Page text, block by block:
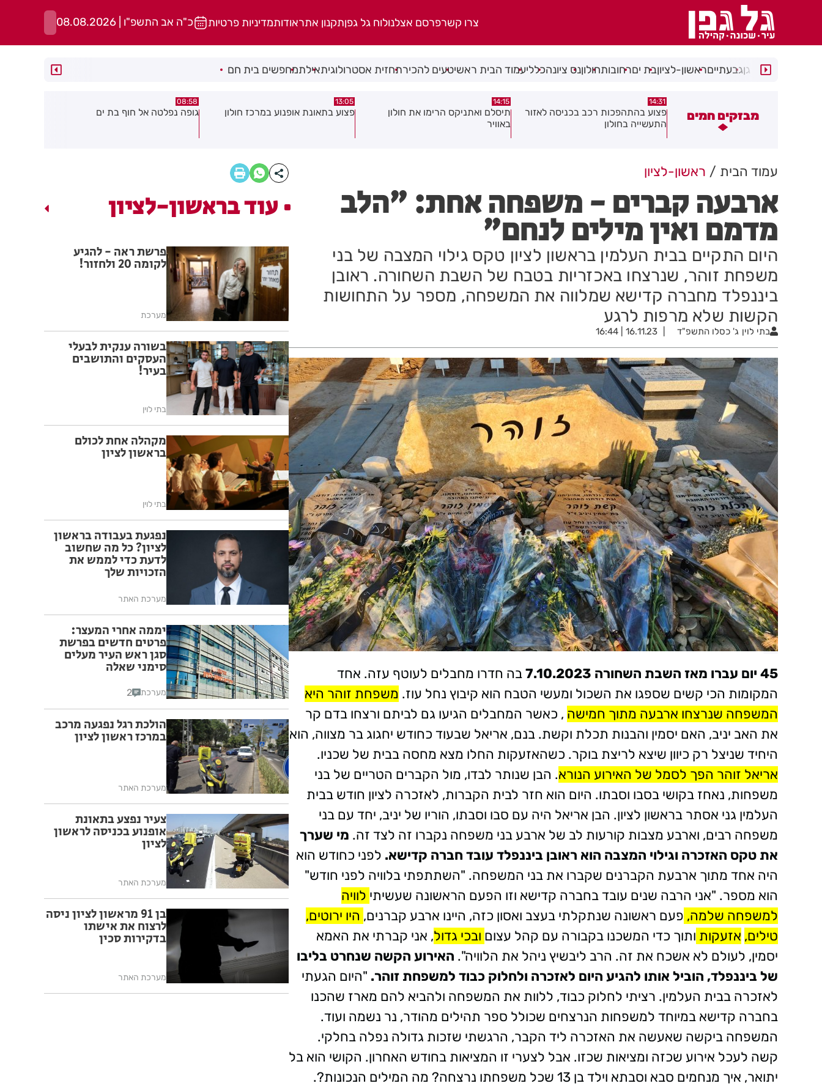
צרו קשרפרסם אצלנולוח גל גפןתקנון אתראודותמדיניות פרטיות כ"ה אב התשפ"ו | 08.08.2026
רמת גןגבעתייםראשון-לציוןבת יםרחובותחולוןנס ציונהכלליעמוד הבית ראשיטעים להכירתחזית אסטרולוגיתאילתמחפשים בית חם
מבזקים חמים
פצוע בהתהפכות רכב בכניסה לאזור
14:15
תיסלם ואתניקס הרימו את חולון
באוויר
13:05
פצוע בתאונת אופנוע במרכז חולון
08:58
גופה נפלטה אל חוף בת ים
08:29
חשד להצתה בשלושה מוקדים ברמת
עמוד הבית ראשון-לציון
ארבעה קברים - משפחה אחת: "הלב
מדמם ואין מילים לנחם"
היום התקיים בבית העלמין בראשון לציון טקס גילוי המצבה של בני
משפחת זוהר, שנרצחו באכזריות בטבח של השבת השחורה. ראובן
ביננפלד מחברה קדישא שמלווה את המשפחה, מספר על התחושות
הקשות שלא מרפות לרגע
בתי לוין ג' כסלו התשפ"ד 16.11.23 | 16:44
45 יום עברו מאז השבת השחורה 7.10.2023
בה חדרו מחבלים לעוטף עזה. אחד
המקומות הכי קשים שספגו את השכול ומעשי הטבח הוא קיבוץ נחל עוז. משפחת זוהר היא
המשפחה שנרצחו ארבעה מתוך חמישה , כאשר המחבלים הגיעו גם לביתם ורצחו בדם קר
את האב יניב, האם יסמין והבנות תכלת וקשת. בנם, אריאל שבעוד כחודש יחגוג בר מצווה, הוא
היחיד שניצל רק כיוון שיצא לריצת בוקר. כשהאזעקות החלו מצא מחסה בבית של שכניו.
אריאל זוהר הפך לסמל של האירוע הנורא. הבן שנותר לבדו, מול הקברים הטריים של בני
משפחות, נאחז בקושי בסבו וסבתו. היום הוא חזר לבית הקברות, לאזכרה לציון חודש בבית
העלמין גני אסתר בראשון לציון. הבן אריאל היה עם סבו וסבתו, הוריו של יניב, יחד עם בני
משפחה רבים, וארבע מצבות קורעות לב של ארבע בני משפחה נקברו זה לצד זה. מי שערך
את טקס האזכרה וגילוי המצבה הוא ראובן ביננפלד עובד חברה קדישא. לפני כחודש הוא
היה אחד מתוך ארבעת הקברנים שקברו את בני המשפחה. "השתתפתי בלוויה לפני חודש"
הוא מספר. "אני הרבה שנים עובד בחברה קדישא וזו הפעם הראשונה שעשיתי לוויה
למשפחה שלמה, פעם ראשונה שנתקלתי בעצב ואסון כזה, היינו ארבע קברנים, היו ירוטים,
טילים, אזעקות ותוך כדי המשכנו בקבורה עם קהל עצום ובכי גדול, אני קברתי את האמא
יסמין, לעולם לא אשכח את זה. הרב ליבשיץ ניהל את הלוויה". האירוע הקשה שנחרט בליבו
של ביננפלד, הוביל אותו להגיע היום לאזכרה ולחלוק כבוד למשפחת זוהר. "היום הגעתי
לאזכרה בבית העלמין. רציתי לחלוק כבוד, ללוות את המשפחה ולהביא להם מארז שהכנו
בחברה קדישא במיוחד למשפחות הנרצחים שכולל ספר תהילים מהודר, נר נשמה ועוד.
המשפחה ביקשה שאעשה את האזכרה ליד הקבר, הרגשתי שזכות גדולה נפלה בחלקי.
קשה לעכל אירוע שכזה ומציאות שכזו. אבל לצערי זו המציאות בחודש האחרון. הקושי הוא בל
יתואר, איך מנחמים סבא וסבתא וילד בן 13 שכל משפחתו נרצחה? מה המילים הנכונות?.
עוד בראשון-לציון
פרשת ראה - להגיע
לקומה 20 ולחזור!
מערכת
בשורה ענקית לבעלי
העסקים והתושבים
בעיר!
בתי לוין
מקהלה אחת לכולם
בראשון לציון
בתי לוין
נפגעת בעבודה בראשון
לציון? כל מה שחשוב
לדעת כדי לממש את
הזכויות שלך
מערכת האתר
יממה אחרי המעצר:
פרטים חדשים בפרשת
סגן ראש העיר מעלים
סימני שאלה
מערכת 2
הולכת רגל נפגעה מרכב
במרכז ראשון לציון
מערכת האתר
צעיר נפצע בתאונת
אופנוע בכניסה לראשון
לציון
מערכת האתר
בן 91 מראשון לציון ניסה
לרצוח את אישתו
בדקירות סכין
מערכת האתר